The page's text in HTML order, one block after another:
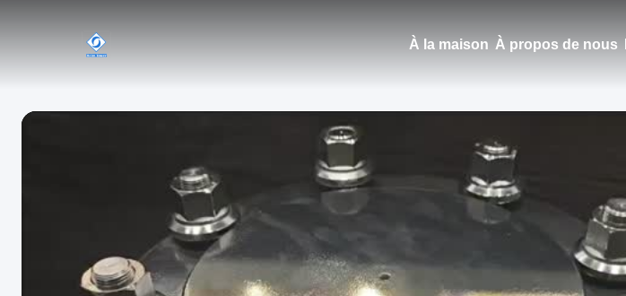
À la maison À propos de nous